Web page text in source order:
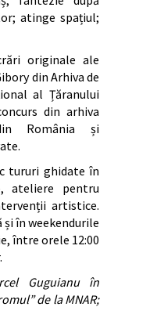
atinge spațiul;
originale ale
din Arhiva de
al Țăranului
din arhiva
România și
tururi ghidate în
ateliere pentru
artistice.
în weekendurile
între orele 12:00
Guguianu în
de la MNAR;